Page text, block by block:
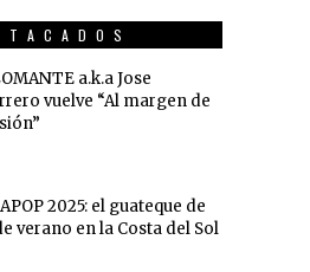
a.k.a Jose
vuelve “Al margen de
2025: el guateque de
verano en la Costa del Sol